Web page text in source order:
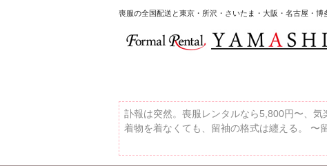
喪服の全国配送と東京・所沢・さいたま・大阪・名古屋・博
訃報は突然。喪服レンタルなら5,800円〜、気
着物を着なくても、留袖の格式は纏える。 〜